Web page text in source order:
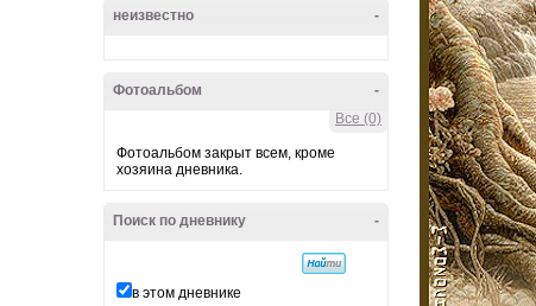
-
неизвестно
-
Фотоальбом
Все (0)
Фотоальбом закрыт всем, кроме
хозяина дневника.
-
Поиск по дневнику
в этом дневнике